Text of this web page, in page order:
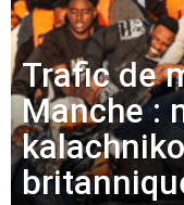
Trafic de
Manche :